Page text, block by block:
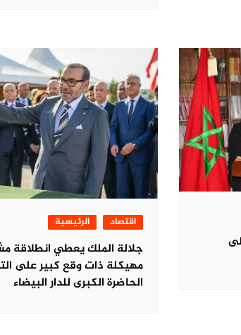
اقتصاد الرئيسية
جلالة الملك يعطي انطلاقة
مهيكلة ذات وقع كبير على
الحاضرة الكبرى للدار البيضاء